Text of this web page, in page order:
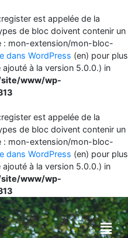
est appelée de la
de bloc doivent contenir un
: mon-extension/mon-bloc-
dans WordPress (en) pour plus
à la version 5.0.0.) in
www/wp-
est appelée de la
de bloc doivent contenir un
: mon-extension/mon-bloc-
dans WordPress (en) pour plus
à la version 5.0.0.) in
www/wp-